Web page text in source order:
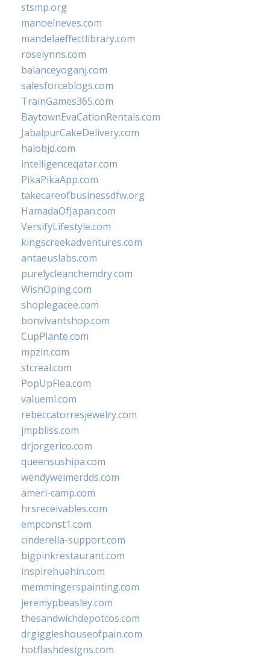
stsmp.org
manoelneves.com
mandelaeffectlibrary.com
roselynns.com
balanceyoganj.com
salesforceblogs.com
TrainGames365.com
BaytownEvaCationRentals.com
JabalpurCakeDelivery.com
halobjd.com
intelligenceqatar.com
PikaPikaApp.com
takecareofbusinessdfw.org
HamadaOfJapan.com
VersifyLifestyle.com
kingscreekadventures.com
antaeuslabs.com
purelycleanchemdry.com
WishOping.com
shoplegacee.com
bonvivantshop.com
CupPlante.com
mpzin.com
stcreal.com
PopUpFlea.com
valueml.com
rebeccatorresjewelry.com
jmpbliss.com
drjorgerico.com
queensushipa.com
wendyweimerdds.com
ameri-camp.com
hrsreceivables.com
empconst1.com
cinderella-support.com
bigpinkrestaurant.com
inspirehuahin.com
memmingerspainting.com
jeremypbeasley.com
thesandwichdepotcos.com
drgiggleshouseofpain.com
hotflashdesigns.com